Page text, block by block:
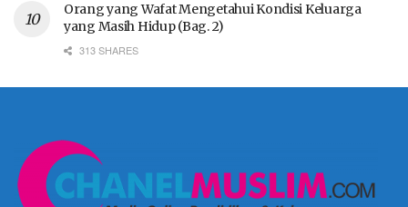
Orang yang Wafat Mengetahui Kondisi Keluarga
yang Masih Hidup (Bag. 2)
313 SHARES